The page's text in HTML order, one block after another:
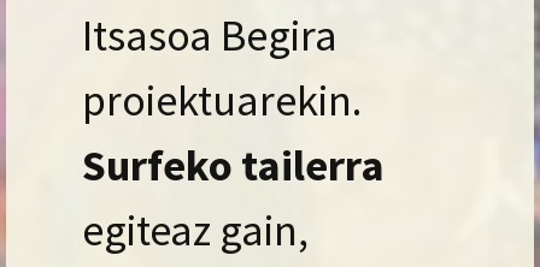
Itsasoa Begira
proiektuarekin.
Surfeko tailerra
egiteaz gain,